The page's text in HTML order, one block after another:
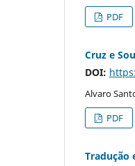
PDF
Cruz e
DOI:
Alvaro
PDF
Tradução